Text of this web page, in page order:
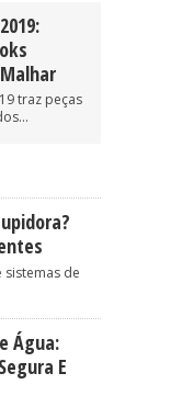
traz peças
sistemas de
Água:
E